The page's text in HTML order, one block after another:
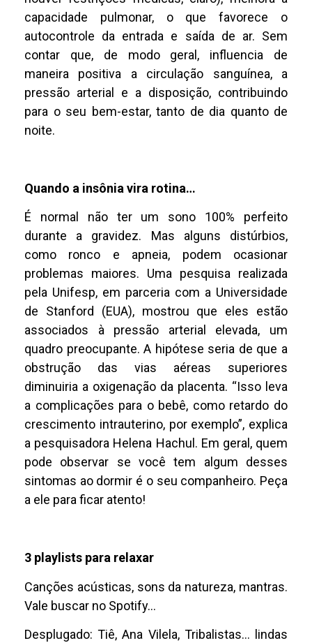
capacidade pulmonar, o que favorece o
autocontrole da entrada e saída de ar. Sem
contar que, de modo geral, influencia de
maneira positiva a circulação sanguínea, a
pressão arterial e a disposição, contribuindo
para o seu bem-estar, tanto de dia quanto de
noite.
Quando a insônia vira rotina…
É normal não ter um sono 100% perfeito
durante a gravidez. Mas alguns distúrbios,
como ronco e apneia, podem ocasionar
problemas maiores. Uma pesquisa realizada
pela Unifesp, em parceria com a Universidade
de Stanford (EUA), mostrou que eles estão
associados à pressão arterial elevada, um
quadro preocupante. A hipótese seria de que a
obstrução das vias aéreas superiores
diminuiria a oxigenação da placenta. “Isso leva
a complicações para o bebê, como retardo do
crescimento intrauterino, por exemplo”, explica
a pesquisadora Helena Hachul. Em geral, quem
pode observar se você tem algum desses
sintomas ao dormir é o seu companheiro. Peça
a ele para ficar atento!
3 playlists para relaxar
Canções acústicas, sons da natureza, mantras.
Vale buscar no Spotify…
Desplugado: Tiê, Ana Vilela, Tribalistas… lindas